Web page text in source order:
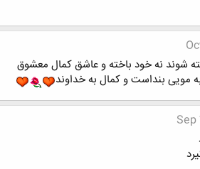
شوند نه خود باخته و عاشق كمال معشوق
مویى بنداست و كمال به خداوند
Sep